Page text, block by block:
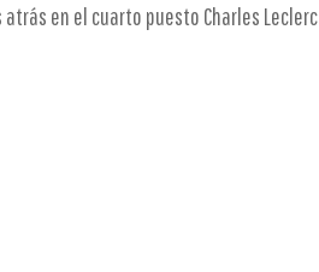
atrás en el cuarto puesto Charles Leclerc